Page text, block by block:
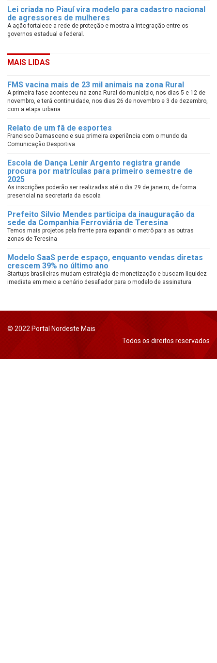
Lei criada no Piauí vira modelo para cadastro nacional
de agressores de mulheres
A ação fortalece a rede de proteção e mostra a integração entre os
governos estadual e federal.
MAIS LIDAS
FMS vacina mais de 23 mil animais na zona Rural
A primeira fase aconteceu na zona Rural do município, nos dias 5 e 12 de
novembro, e terá continuidade, nos dias 26 de novembro e 3 de dezembro,
com a etapa urbana
Relato de um fã de esportes
Francisco Damasceno e sua primeira experiência com o mundo da
Comunicação Desportiva
Escola de Dança Lenir Argento registra grande
procura por matrículas para primeiro semestre de
2025
As inscrições poderão ser realizadas até o dia 29 de janeiro, de forma
presencial na secretaria da escola
Prefeito Silvio Mendes participa da inauguração da
sede da Companhia Ferroviária de Teresina
Temos mais projetos pela frente para expandir o metrô para as outras
zonas de Teresina
Modelo SaaS perde espaço, enquanto vendas diretas
crescem 39% no último ano
Startups brasileiras mudam estratégia de monetização e buscam liquidez
imediata em meio a cenário desafiador para o modelo de assinatura
© 2022 Portal Nordeste Mais
Todos os direitos reservados